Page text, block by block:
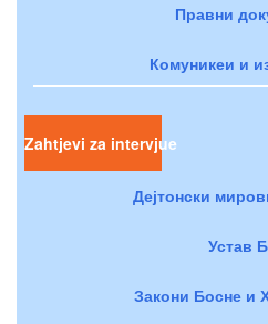
Правни
Комуникеи и
Zahtjevi za intervjue
Дејтонски
Устав
Закони Босне и